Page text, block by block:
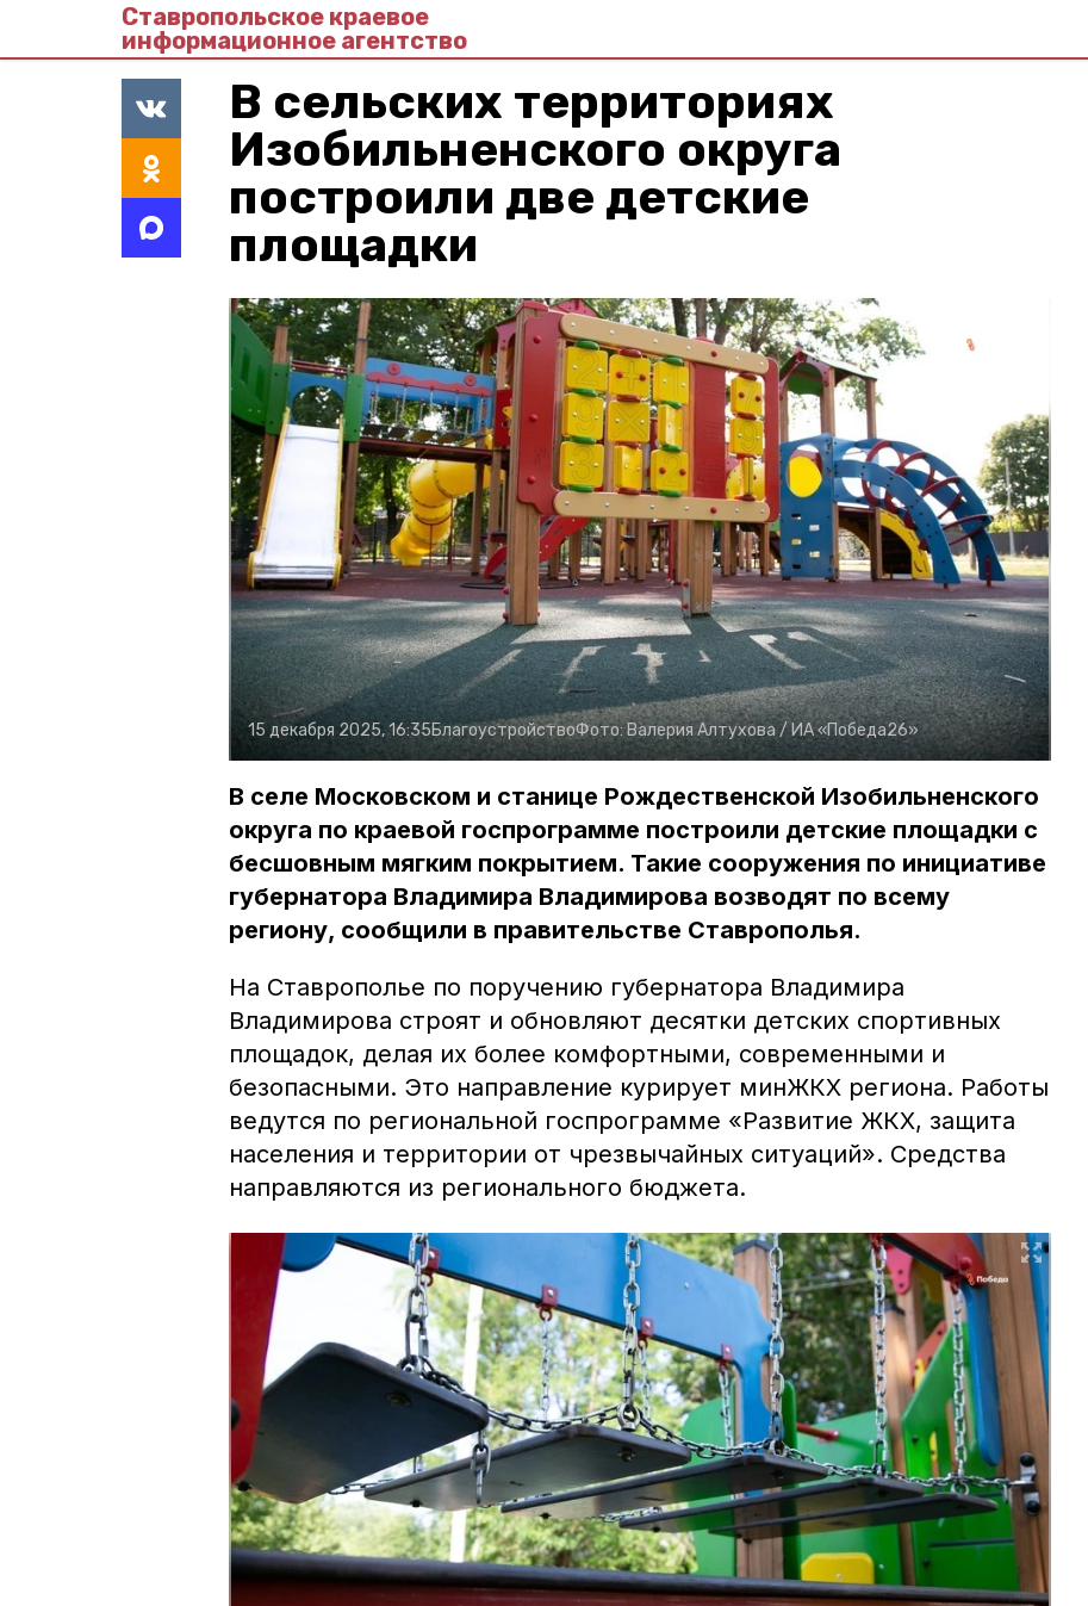
Ставропольское краевое
информационное агентство
В сельских территориях
Изобильненского округа
построили две детские
площадки
15 декабря 2025, 16:35БлагоустройствоФото:Валерия Алтухова / ИА «Победа26»
В селе Московском и станице Рождественской Изобильненского
округа по краевой госпрограмме построили детские площадки с
бесшовным мягким покрытием. Такие сооружения по инициативе
губернатора Владимира Владимирова возводят по всему
региону, сообщили в правительстве Ставрополья.
На Ставрополье по поручению губернатора Владимира
Владимирова строят и обновляют десятки детских спортивных
площадок, делая их более комфортными, современными и
безопасными. Это направление курирует минЖКХ региона. Работы
ведутся по региональной госпрограмме «Развитие ЖКХ, защита
населения и территории от чрезвычайных ситуаций». Средства
направляются из регионального бюджета.